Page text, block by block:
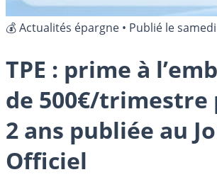
💰 Actualités épargne • Publié le
TPE : prime à
de 500€/trimestre
2 ans publiée au
Officiel